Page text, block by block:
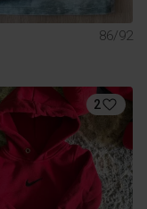
86/92
2